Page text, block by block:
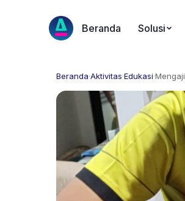
Beranda Solusi
Beranda·Aktivitas·Edukasi·Mengaji